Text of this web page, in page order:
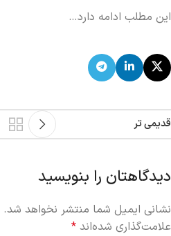
این مطلب ادامه دارد…
قدیمی تر
دیدگاهتان را بنویسید
نشانی ایمیل شما منتشر نخواهد شد.
علامت‌گذاری شده‌اند *